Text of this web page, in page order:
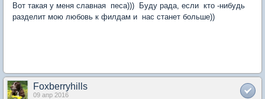
Вот такая у меня славная песа))) Буду рада, если кто -нибудь
разделит мою любовь к филдам и нас станет больше))
Foxberryhills
09 апр 2016